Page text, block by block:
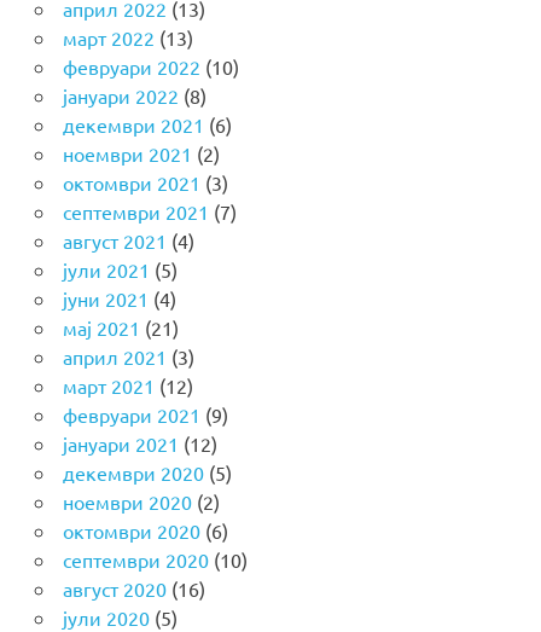
април 2022 (13)
март 2022 (13)
февруари 2022 (10)
јануари 2022 (8)
декември 2021 (6)
ноември 2021 (2)
октомври 2021 (3)
септември 2021 (7)
август 2021 (4)
јули 2021 (5)
јуни 2021 (4)
мај 2021 (21)
април 2021 (3)
март 2021 (12)
февруари 2021 (9)
јануари 2021 (12)
декември 2020(5)
ноември 2020(2)
октомври 2020(6)
септември 2020(10)
август 2020(16)
јули 2020(5)